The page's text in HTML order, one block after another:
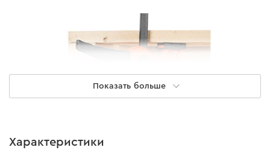
Показать больше
Характеристики